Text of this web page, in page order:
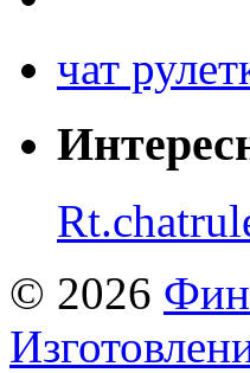
чат
© 2026